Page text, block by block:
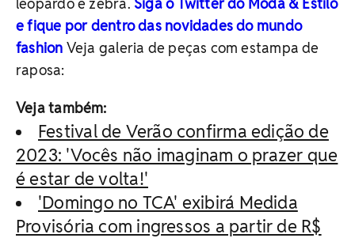
e fique por dentro das novidades do mundo
fashion Veja galeria de peças com estampa de
raposa:
Veja também:
Festival de Verão confirma edição de
2023: 'Vocês não imaginam o prazer que
é estar de volta!'
'Domingo no TCA' exibirá Medida
Provisória com ingressos a partir de R$